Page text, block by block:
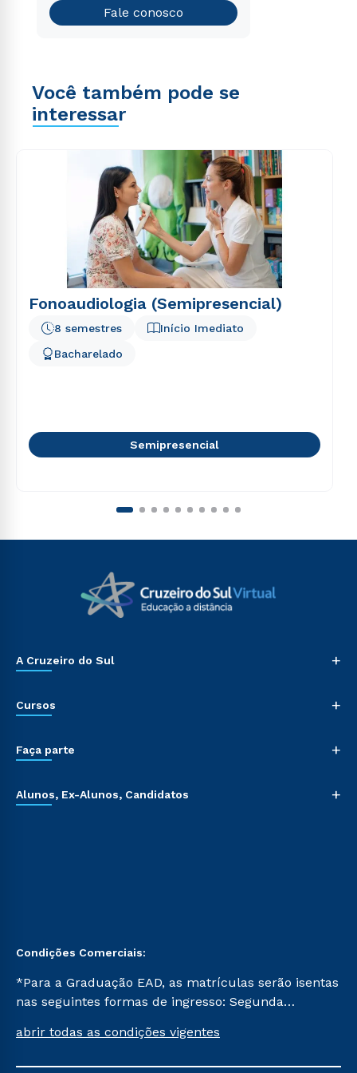
Teste vocacional
Fale conosco
Você também pode se
interessar
Fonoaudiologia (Semipresencial)
Início Imediato
8 semestres
Bacharelado
Semipresencial
A Cruzeiro do Sul +
Cursos +
Faça parte +
Alunos, Ex-Alunos, Candidatos +
Condições Comerciais:
*Para a Graduação EAD, as matrículas serão isentas
nas seguintes formas de ingresso: Segunda
Já para as demais, a taxa de matrícula será de R$
abrir todas as condições vigentes